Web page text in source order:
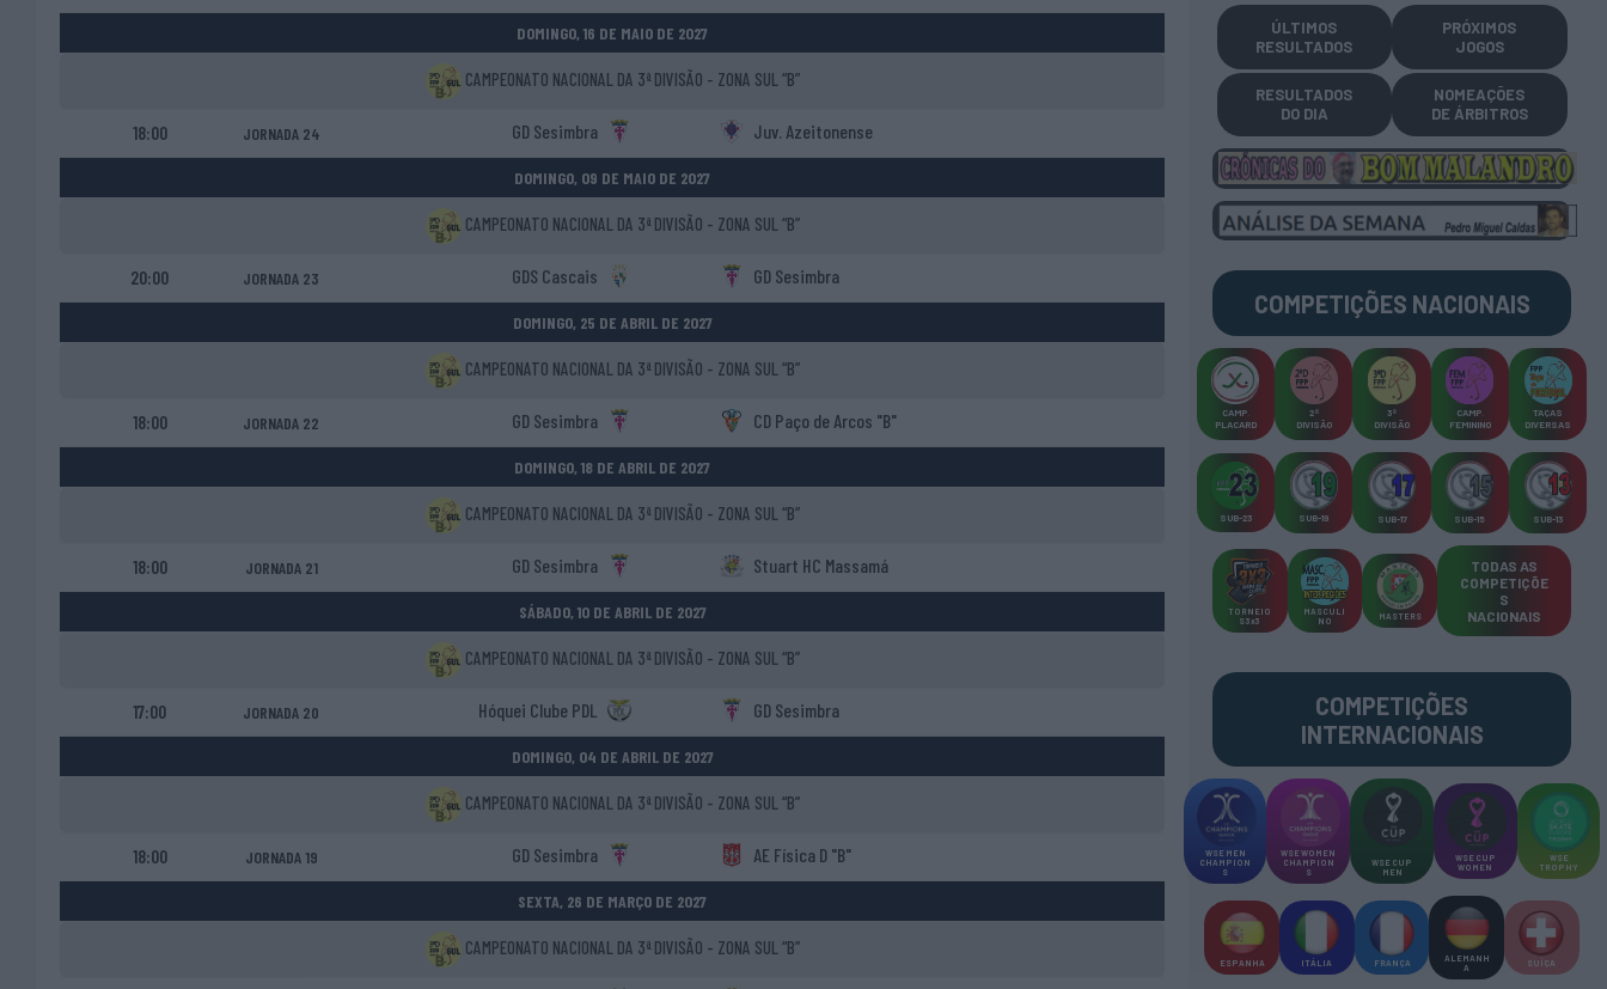
DOMINGO, 16 DE MAIO DE 2027
CAMPEONATO NACIONAL DA 3ª DIVISÃO - ZONA SUL “B”
18:00 JORNADA 24 GD Sesimbra Juv. Azeitonense
DOMINGO, 09 DE MAIO DE 2027
CAMPEONATO NACIONAL DA 3ª DIVISÃO - ZONA SUL “B”
20:00 JORNADA 23 GDS Cascais GD Sesimbra
DOMINGO, 25 DE ABRIL DE 2027
CAMPEONATO NACIONAL DA 3ª DIVISÃO - ZONA SUL “B”
18:00 JORNADA 22 GD Sesimbra CD Paço de Arcos "B"
DOMINGO, 18 DE ABRIL DE 2027
CAMPEONATO NACIONAL DA 3ª DIVISÃO - ZONA SUL “B”
18:00 JORNADA 21 GD Sesimbra Stuart HC Massamá
SÁBADO, 10 DE ABRIL DE 2027
CAMPEONATO NACIONAL DA 3ª DIVISÃO - ZONA SUL “B”
17:00 JORNADA 20 Hóquei Clube PDL GD Sesimbra
DOMINGO, 04 DE ABRIL DE 2027
CAMPEONATO NACIONAL DA 3ª DIVISÃO - ZONA SUL “B”
18:00 JORNADA 19 GD Sesimbra AE Física D "B"
SEXTA, 26 DE MARÇO DE 2027
CAMPEONATO NACIONAL DA 3ª DIVISÃO - ZONA SUL “B”
ÚLTIMOS
RESULTADOS
PRÓXIMOS
JOGOS
RESULTADOS
DO DIA
NOMEAÇÕES
DE ÁRBITROS
COMPETIÇÕES NACIONAIS
CAMP.
PLACARD
2ª
DIVISÃO
3ª
DIVISÃO
CAMP.
FEMININO
TAÇAS
DIVERSAS
SUB-23 SUB-19 SUB-17 SUB-15 SUB-13
TORNEIO
S 3x3
MASCULI
NO
MASTERS
TODAS AS
COMPETIÇÕE
S
NACIONAIS
COMPETIÇÕES
INTERNACIONAIS
WSE MEN
CHAMPION
S
WSE WOMEN
CHAMPION
S
WSE CUP
MEN
WSE CUP
WOMEN
WSE
TROPHY
ESPANHA ITÁLIA FRANÇA
ALEMANH
A
SUÍÇA